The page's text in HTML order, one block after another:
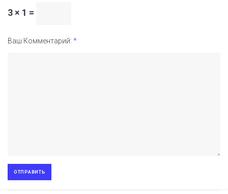
3 × 1 =
Ваш Комментарий: *